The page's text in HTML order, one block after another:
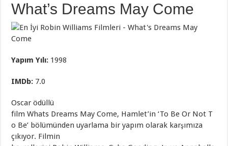
What’s Dreams May Come
Yapım Yılı: 1998
IMDb: 7.0
Oscar ödüllü
film Whats Dreams May Come, Hamlet’in ‘To Be Or Not T
o Be’ bölümünden uyarlama bir yapım olarak karşımıza
çıkıyor. Filmin